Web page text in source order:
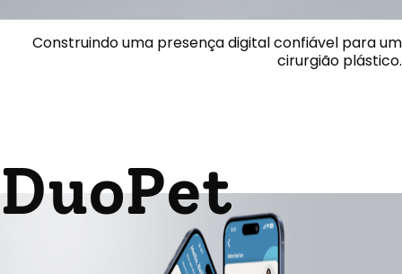
Construindo uma presença digital confiável para um
cirurgião plástico.
DuoPet